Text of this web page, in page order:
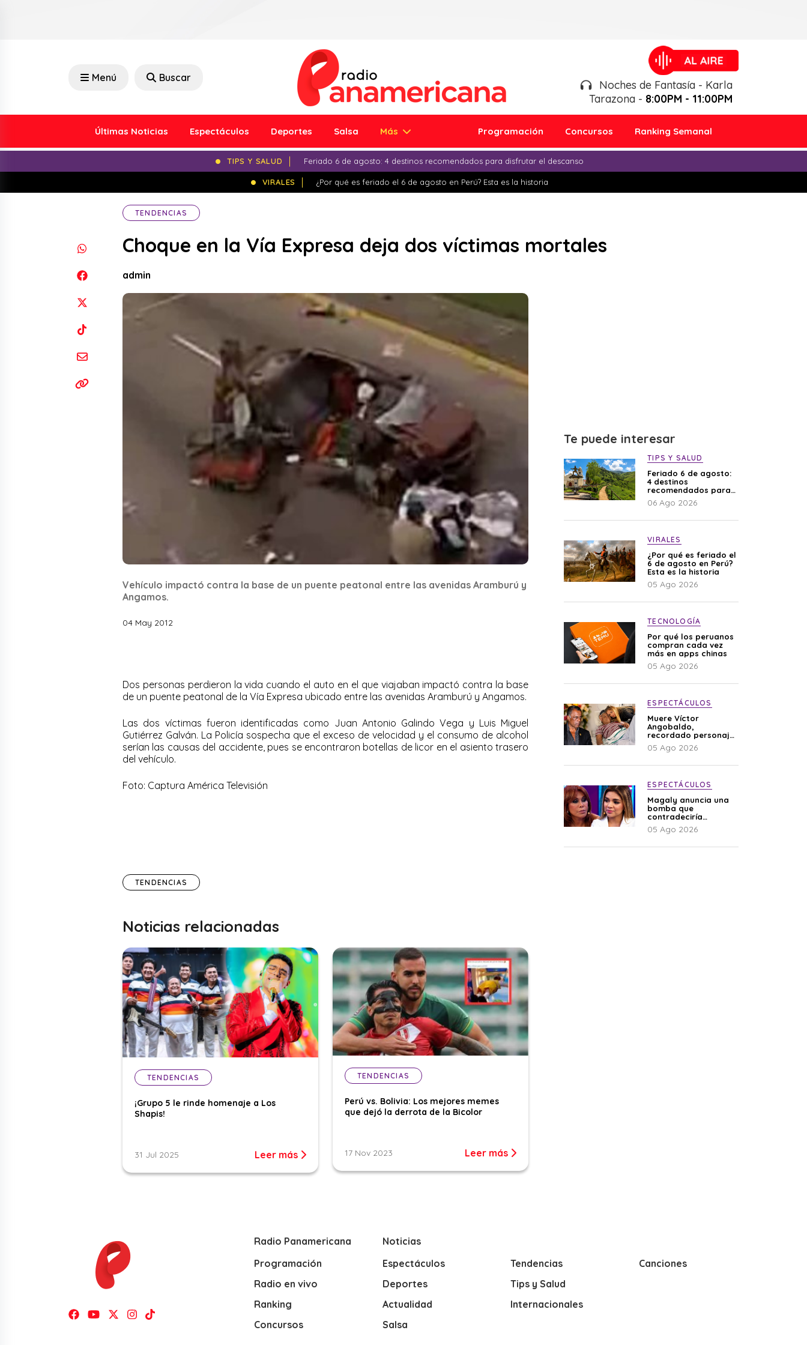
Menú Buscar
Noches de Fantasía - Karla
Tarazona - 8:00PM - 11:00PM
Últimas Noticias Espectáculos Deportes Salsa Más Programación Concursos Ranking Semanal
TIPS Y SALUD Feriado 6 de agosto: 4 destinos recomendados para disfrutar el descanso
VIRALES ¿Por qué es feriado el 6 de agosto en Perú? Esta es la historia
TENDENCIAS
Choque en la Vía Expresa deja dos víctimas mortales
admin
Vehículo impactó contra la base de un puente peatonal entre las avenidas Aramburú y
Angamos.
04 May 2012
Dos personas perdieron la vida cuando el auto en el que viajaban impactó contra la base
de un puente peatonal de la Vía Expresa ubicado entre las avenidas Aramburú y Angamos.
Las dos víctimas fueron identificadas como Juan Antonio Galindo Vega y Luis Miguel
Gutiérrez Galván. La Policía sospecha que el exceso de velocidad y el consumo de alcohol
serían las causas del accidente, pues se encontraron botellas de licor en el asiento trasero
del vehículo.
Foto: Captura América Televisión
TENDENCIAS
Noticias relacionadas
TENDENCIAS
¡Grupo 5 le rinde homenaje a Los
Shapis!
31 Jul 2025 Leer más
TENDENCIAS
Perú vs. Bolivia: Los mejores memes
que dejó la derrota de la Bicolor
17 Nov 2023 Leer más
Te puede interesar
TIPS Y SALUD
Feriado 6 de agosto:
4 destinos
recomendados para
disfrutar el descanso
06 Ago 2026
VIRALES
¿Por qué es feriado el
6 de agosto en Perú?
Esta es la historia
05 Ago 2026
TECNOLOGÍA
Por qué los peruanos
compran cada vez
más en apps chinas
05 Ago 2026
ESPECTÁCULOS
Muere Víctor
Angobaldo,
recordado personaje
de la farándula y
expareja de Shirley
05 Ago 2026
ESPECTÁCULOS
Magaly anuncia una
bomba que
contradeciría
comunicado de La
Bella Luz: “Hay un
05 Ago 2026
Radio Panamericana
Programación
Radio en vivo
Ranking
Concursos
Noticias
Espectáculos
Deportes
Actualidad
Salsa
Tendencias
Tips y Salud
Internacionales
Canciones